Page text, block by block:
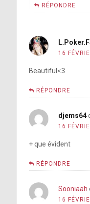
RÉPONDRE
16
Beautiful<3
RÉPONDRE
djems64
16
+ que évident
RÉPONDRE
Sooniaah
16